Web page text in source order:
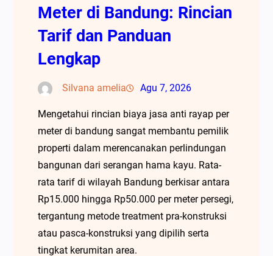
Meter di Bandung: Rincian
Tarif dan Panduan
Lengkap
Silvana amelia Agu 7, 2026
Mengetahui rincian biaya jasa anti rayap per
meter di bandung sangat membantu pemilik
properti dalam merencanakan perlindungan
bangunan dari serangan hama kayu. Rata-
rata tarif di wilayah Bandung berkisar antara
Rp15.000 hingga Rp50.000 per meter persegi,
tergantung metode treatment pra-konstruksi
atau pasca-konstruksi yang dipilih serta
tingkat kerumitan area.